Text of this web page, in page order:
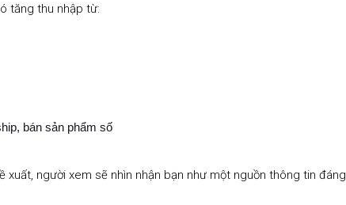
tăng thu nhập từ:
bán sản phẩm số
người xem sẽ nhìn nhận bạn như một nguồn thông tin đáng